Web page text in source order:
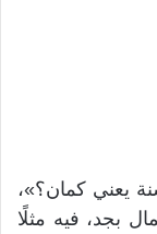
يعني كمان؟»،
بجد، فيه مثلًا